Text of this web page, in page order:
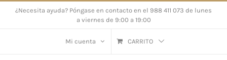
Saltar¿Necesita ayuda? Póngase en contacto en el 988 411 073 de lunes
a viernes de 9:00 a 19:00
Mi cuenta CARRITO